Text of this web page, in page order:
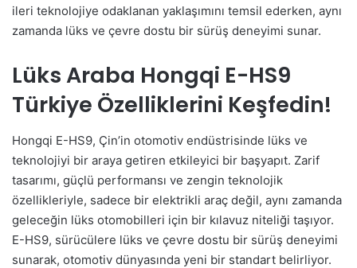
ileri teknolojiye odaklanan yaklaşımını temsil ederken, aynı
zamanda lüks ve çevre dostu bir sürüş deneyimi sunar.
Lüks Araba Hongqi E-HS9
Türkiye Özelliklerini Keşfedin!
Hongqi E-HS9, Çin’in otomotiv endüstrisinde lüks ve
teknolojiyi bir araya getiren etkileyici bir başyapıt. Zarif
tasarımı, güçlü performansı ve zengin teknolojik
özellikleriyle, sadece bir elektrikli araç değil, aynı zamanda
geleceğin lüks otomobilleri için bir kılavuz niteliği taşıyor.
E-HS9, sürücülere lüks ve çevre dostu bir sürüş deneyimi
sunarak, otomotiv dünyasında yeni bir standart belirliyor.